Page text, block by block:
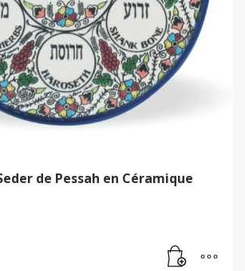
de Pessah en Céramique